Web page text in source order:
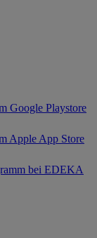
Google Playstore
Apple App Store
bei EDEKA